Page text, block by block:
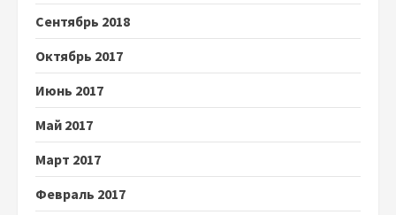
Сентябрь 2018
Октябрь 2017
Июнь 2017
Май 2017
Март 2017
Февраль 2017